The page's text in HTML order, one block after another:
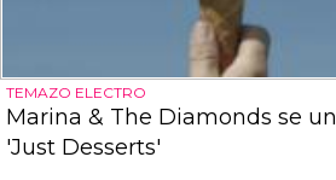
TEMAZO ELECTRO
Marina & The Diamonds se
'Just Desserts'